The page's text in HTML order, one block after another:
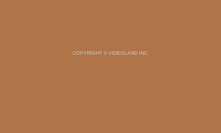
COPYRIGHT © VIDEOLAND INC.